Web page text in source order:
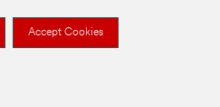
Accept Cookies